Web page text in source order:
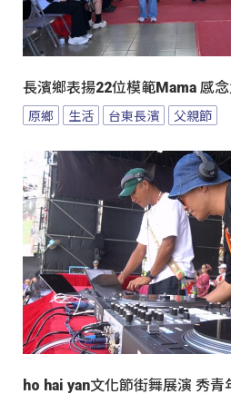
長濱鄉表揚22位模範Mama 感
原鄉 生活 台東長濱 父親節
ho hai yan文化節街舞展演 秀青